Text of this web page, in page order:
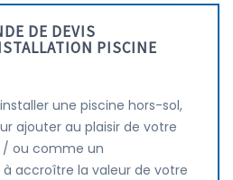
DE DEVIS
PISCINE
une piscine hors-sol,
ajouter au plaisir de votre
/ ou comme un
accroître la valeur de votre